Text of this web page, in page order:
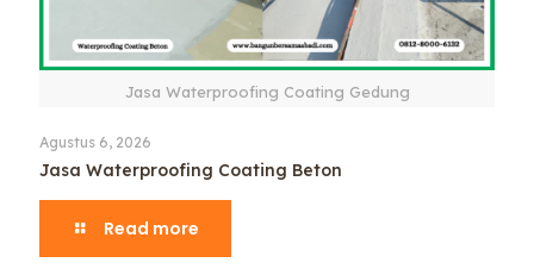
Jasa Waterproofing Coating Gedung
Agustus 6, 2026
Jasa Waterproofing Coating Beton
Read more